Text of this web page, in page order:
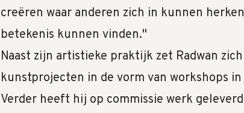
creëren waar anderen zich in kunnen
betekenis kunnen vinden."
Naast zijn artistieke praktijk zet Radwan
kunstprojecten in de vorm van workshops
Verder heeft hij op commissie werk